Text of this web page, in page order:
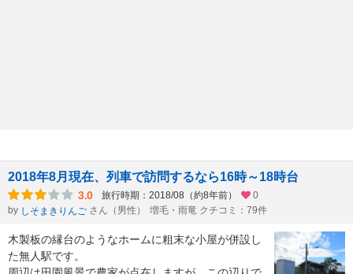
2018年8月現在、列車で訪問するなら16時～18時台
3.0 旅行時期：2018/08（約8年前）
0
by しそまきりんご さん（男性） 増毛・雨竜 クチコミ：79件
木製板の縁台のようなホームに粗末な小屋が併設し
た無人駅です。